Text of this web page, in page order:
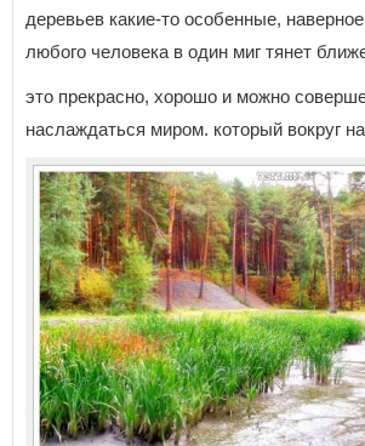
деревьев какие-то особенные,
любого человека в один миг тянет
это прекрасно, хорошо и можно
наслаждаться миром. который вокруг